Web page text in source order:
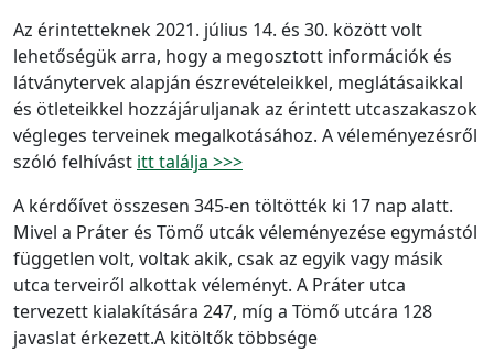
Az érintetteknek 2021. július 14. és 30. között volt
lehetőségük arra, hogy a megosztott információk és
látványtervek alapján észrevételeikkel, meglátásaikkal
és ötleteikkel hozzájáruljanak az érintett utcaszakaszok
végleges terveinek megalkotásához. A véleményezésről
szóló felhívást itt találja >>>
A kérdőívet összesen 345-en töltötték ki 17 nap alatt.
Mivel a Práter és Tömő utcák véleményezése egymástól
független volt, voltak akik, csak az egyik vagy másik
utca terveiről alkottak véleményt. A Práter utca
tervezett kialakítására 247, míg a Tömő utcára 128
javaslat érkezett.A kitöltők többsége